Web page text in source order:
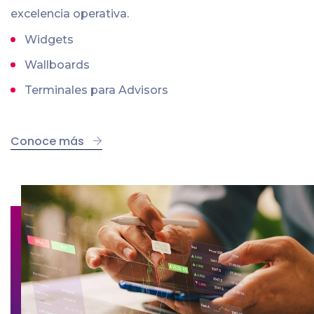
excelencia operativa.
Widgets
Wallboards
Terminales para Advisors
Conoce más